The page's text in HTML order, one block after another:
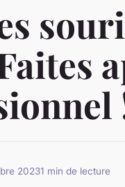
20231 min de lecture